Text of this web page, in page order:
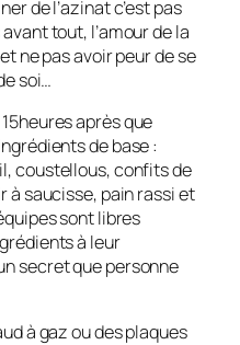
de l’azinat c’est pas
tout, l’amour de la
ne pas avoir peur de se
soi…
après que
de base :
coustellous, confits de
à saucisse, pain rassi et
sont libres
à leur
secret que personne
à gaz ou des plaques